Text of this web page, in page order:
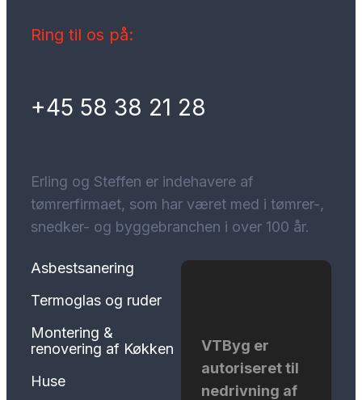
Ring til os på:
+45 58 38 21 28
Erling og Steffen er indehavere af
tømrerfirmaet, som har været med i tømrer-,
snedker- og byggebranchen i over 100 år.
Asbestsanering
Termoglas og ruder
Montering &
renovering af Køkken
Huse
VTByg er
autoriseret til
nedrivning af